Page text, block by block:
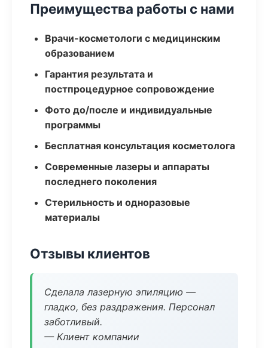
Преимущества работы с нами
Врачи-косметологи с медицинским
образованием
Гарантия результата и
постпроцедурное сопровождение
Фото до/после и индивидуальные
программы
Бесплатная консультация косметолога
Современные лазеры и аппараты
последнего поколения
Стерильность и одноразовые
материалы
Отзывы клиентов
Сделала лазерную эпиляцию —
гладко, без раздражения. Персонал
заботливый.
— Клиент компании